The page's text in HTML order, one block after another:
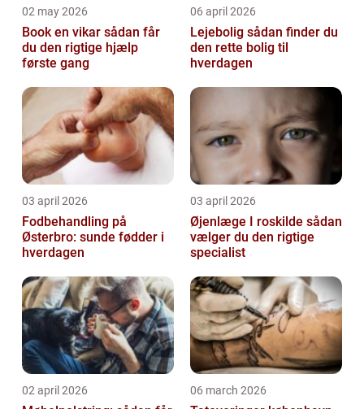
02 may 2026
Book en vikar sådan får
du den rigtige hjælp
første gang
06 april 2026
Lejebolig sådan finder du
den rette bolig til
hverdagen
03 april 2026
Fodbehandling på
Østerbro: sunde fødder i
hverdagen
03 april 2026
Øjenlæge I roskilde sådan
vælger du den rigtige
specialist
02 april 2026 06 march 2026